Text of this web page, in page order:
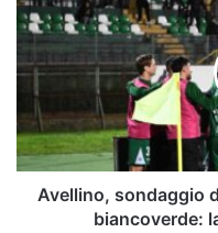
sondaggio
dalla
Serie
B
per
un
calciatore
biancoverde:
Avellino, sondaggio
biancoverde: